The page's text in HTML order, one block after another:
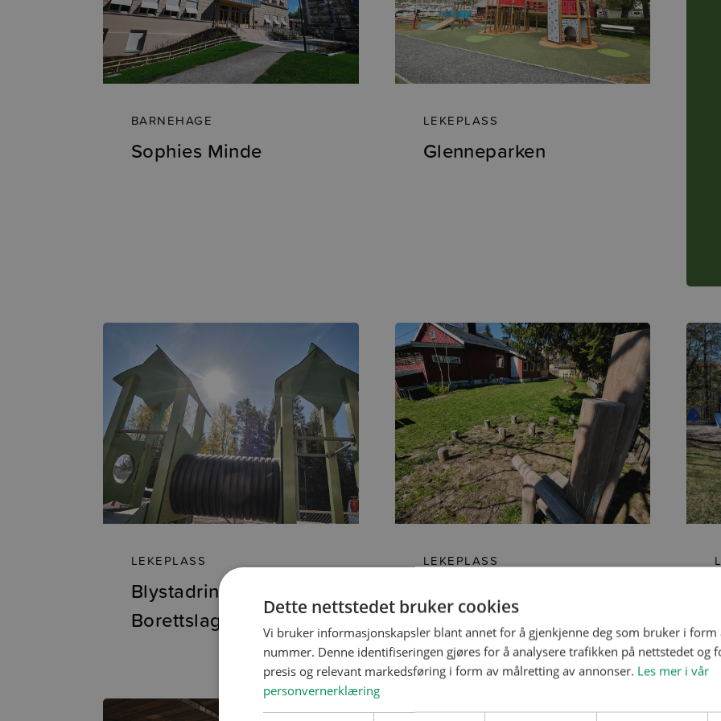
BARNEHAGE
Sophies Minde
LEKEPLASS
Glenneparken
LEKEPLASS
Blystadringen
Borettslag
LEKEPLASS
Dette nettstedet bruker cookies
Vi bruker informasjonskapsler blant annet for å gjenkjenne deg som bruker i
nummer. Denne identifiseringen gjøres for å analysere trafikken på nettstedet og
presis og relevant markedsføring i form av målretting av annonser. Les mer i vår
personvernerklæring